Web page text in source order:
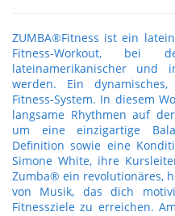
ZUMBA®Fitness ist ein
Fitness-Workout, bei
lateinamerikanischer und
werden. Ein
Fitness-System. In diesem
langsame Rhythmen auf
um eine einzigartige
Definition sowie eine
Simone White, ihre
Zumba® ein revolutionäres,
von Musik, das dich
Fitnessziele zu erreichen.